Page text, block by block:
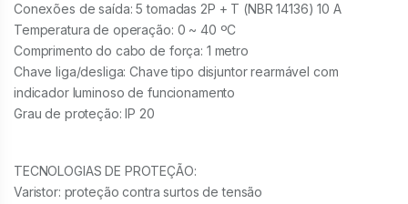
Conexões de saída: 5 tomadas 2P + T (NBR 14136) 10 A
Temperatura de operação: 0 ~ 40 ºC
Comprimento do cabo de força: 1 metro
Chave liga/desliga: Chave tipo disjuntor rearmável com
indicador luminoso de funcionamento
Grau de proteção: IP 20
TECNOLOGIAS DE PROTEÇÃO:
Varistor: proteção contra surtos de tensão